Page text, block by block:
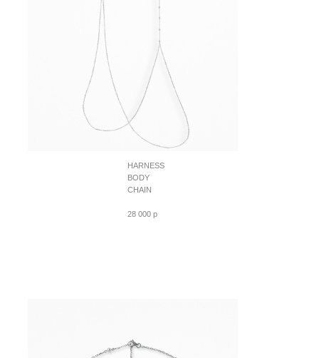
HARNESS
BODY
CHAIN
28 000 p